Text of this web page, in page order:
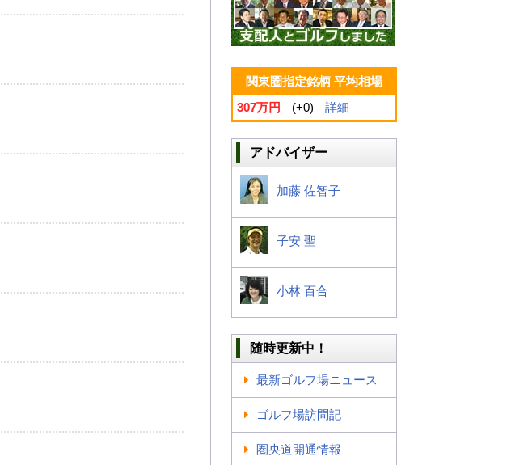
関東圏指定銘柄 平均相場
307万円
(+0) 詳細
アドバイザー
加藤 佐智子
子安 聖
小林 百合
随時更新中！
最新ゴルフ場ニュース
ゴルフ場訪問記
圏央道開通情報